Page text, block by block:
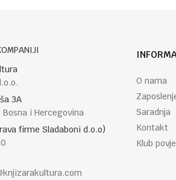
3A
Bosna i Hercegovina
firme Sladaboni d.o.o)
O nama
Saradnja
Kontakt
Klub